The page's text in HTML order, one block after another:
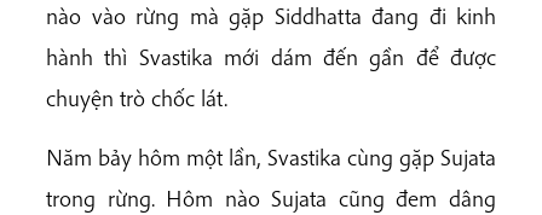
nào vào rừng mà gặp Siddhatta đang đi kinh
hành thì Svastika mới dám đến gần để được
chuyện trò chốc lát.
Năm bảy hôm một lần, Svastika cùng gặp Sujata
trong rừng. Hôm nào Sujata cũng đem dâng